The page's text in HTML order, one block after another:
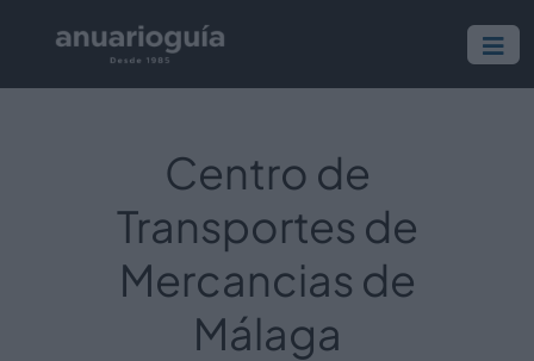
Centro de
Transportes de
Mercancias de
Málaga